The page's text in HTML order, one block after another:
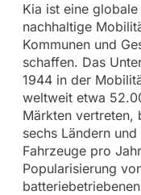
Kia ist eine
nachhaltige
Kommunen und
schaffen. Das
1944 in der
weltweit etwa
Märkten vertreten,
sechs Ländern
Fahrzeuge pro
Popularisierung